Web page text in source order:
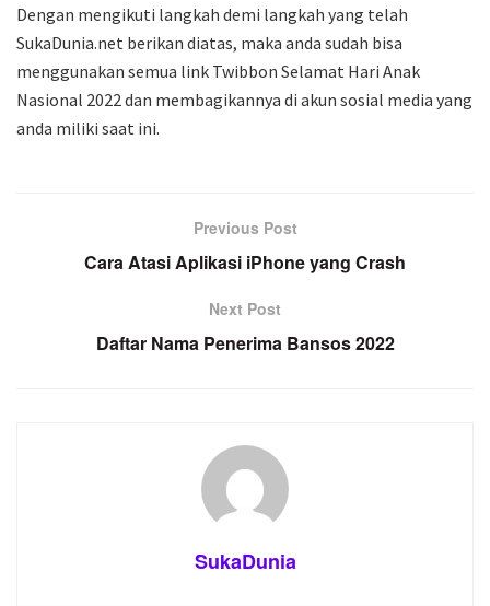
Dengan mengikuti langkah demi langkah yang telah
SukaDunia.net berikan diatas, maka anda sudah bisa
menggunakan semua link Twibbon Selamat Hari Anak
Nasional 2022 dan membagikannya di akun sosial media yang
anda miliki saat ini.
Previous Post
Cara Atasi Aplikasi iPhone yang Crash
Next Post
Daftar Nama Penerima Bansos 2022
SukaDunia